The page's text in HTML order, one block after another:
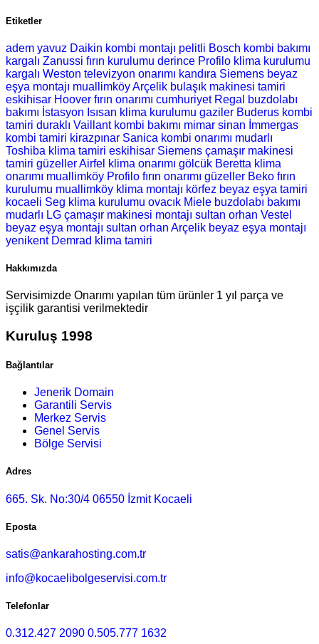
Etiketler
adem yavuz Daikin kombi montajı pelitli Bosch kombi bakımı
kargalı Zanussi fırın kurulumu derince Profilo klima kurulumu
kargalı Weston televizyon onarımı kandıra Siemens beyaz
eşya montajı muallimköy Arçelik bulaşık makinesi tamiri
eskihisar Hoover fırın onarımı cumhuriyet Regal buzdolabı
bakımı İstasyon Isısan klima kurulumu gaziler Buderus kombi
tamiri duraklı Vaillant kombi bakımı mimar sinan İmmergas
kombi tamiri kirazpınar Sanica kombi onarımı mudarlı
Toshiba klima tamiri eskihisar Siemens çamaşır makinesi
tamiri güzeller Airfel klima onarımı gölcük Beretta klima
onarımı muallimköy Profilo fırın onarımı güzeller Beko fırın
kurulumu muallimköy klima montajı körfez beyaz eşya tamiri
kocaeli Seg klima kurulumu ovacık Miele buzdolabı bakımı
mudarlı LG çamaşır makinesi montajı sultan orhan Vestel
beyaz eşya montajı sultan orhan Arçelik beyaz eşya montajı
yenikent Demrad klima tamiri
Hakkımızda
Servisimizde Onarımı yapılan tüm ürünler 1 yıl parça ve
işçilik garantisi verilmektedir
Kuruluş 1998
Bağlantılar
Jenerik Domain
Garantili Servis
Merkez Servis
Genel Servis
Bölge Servisi
Adres
665. Sk. No:30/4 06550 İzmit Kocaeli
Eposta
satis@ankarahosting.com.tr
info@kocaelibolgeservisi.com.tr
Telefonlar
0.312.427 2090 0.505.777 1632